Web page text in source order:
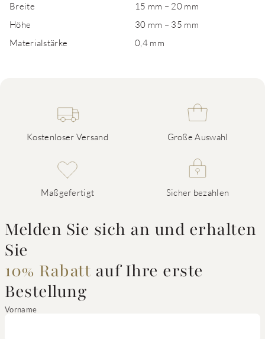
Breite
15 mm – 20 mm
Höhe
30 mm – 35 mm
Materialstärke
0,4 mm
Kostenloser Versand Große Auswahl
Maßgefertigt Sicher bezahlen
Melden Sie sich an und erhalten
Sie
10% Rabatt auf Ihre erste
Bestellung
Vorname